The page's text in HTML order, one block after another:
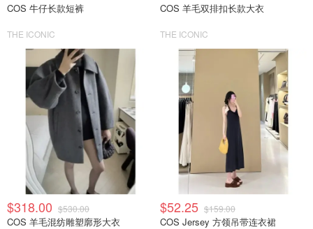
COS 牛仔长款短裤
THE ICONIC
COS 羊毛双排扣长款大衣
THE ICONIC
$318.00 $530.00
COS 羊毛混纺雕塑廓形大衣
$52.25 $159.00
COS Jersey 方领吊带连衣裙